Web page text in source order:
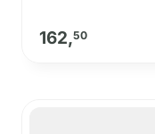
162,50